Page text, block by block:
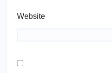
Website